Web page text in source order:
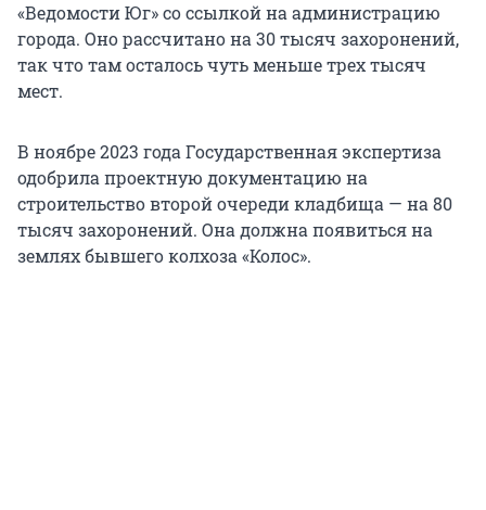
«Ведомости Юг» со ссылкой на администрацию
города. Оно рассчитано на 30 тысяч захоронений,
так что там осталось чуть меньше трех тысяч
мест.
В ноябре 2023 года Государственная экспертиза
одобрила проектную документацию на
строительство второй очереди кладбища — на 80
тысяч захоронений. Она должна появиться на
землях бывшего колхоза «Колос».